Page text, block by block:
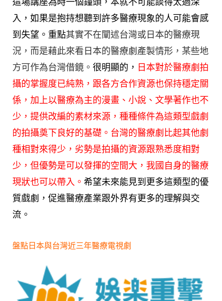
這場講座為時一個鐘頭，本就不可能談得太過深
入，如果是抱持想聽到許多醫療現象的人可能會感
到失望。重點其實不在闡述台灣或日本的醫療現
況，而是藉此來看日本的醫療劇產製情形，某些地
方可作為台灣借鏡。 很明顯的， 日本對於醫療劇拍
攝的掌握度已純熟，跟各方合作資源也保持穩定關
係，加上以醫療為主的漫畫、小說、文學著作也不
少，提供改編的素材來源，種種條件為這類型戲劇
的拍攝奠下良好的基礎。台灣的醫療劇比起其他劇
種相對來得少，劣勢是拍攝的資源跟熟悉度相對
少，但優勢是可以發揮的空間大，我國自身的醫療
現狀也可以帶入。 希望未來能見到更多這類型的優
質戲劇，促進醫療產業跟外界有更多的理解與交
流。
盤點日本與台灣近三年醫療電視劇